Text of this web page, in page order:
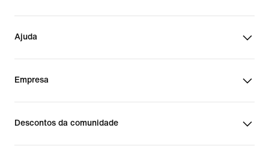
Ajuda
Empresa
Descontos da comunidade